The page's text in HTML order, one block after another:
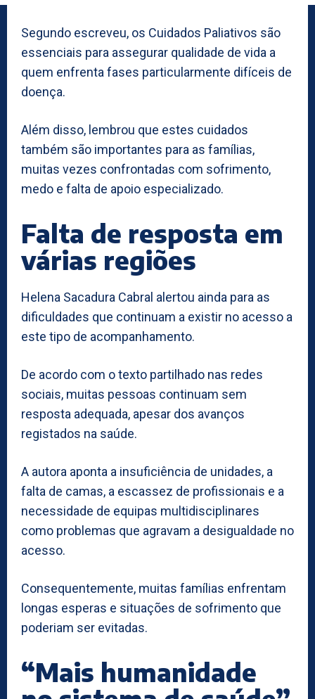
Segundo escreveu, os Cuidados Paliativos são
essenciais para assegurar qualidade de vida a
quem enfrenta fases particularmente difíceis de
doença.
Além disso, lembrou que estes cuidados
também são importantes para as famílias,
muitas vezes confrontadas com sofrimento,
medo e falta de apoio especializado.
Falta de resposta em
várias regiões
Helena Sacadura Cabral alertou ainda para as
dificuldades que continuam a existir no acesso a
este tipo de acompanhamento.
De acordo com o texto partilhado nas redes
sociais, muitas pessoas continuam sem
resposta adequada, apesar dos avanços
registados na saúde.
A autora aponta a insuficiência de unidades, a
falta de camas, a escassez de profissionais e a
necessidade de equipas multidisciplinares
como problemas que agravam a desigualdade no
acesso.
Consequentemente, muitas famílias enfrentam
longas esperas e situações de sofrimento que
poderiam ser evitadas.
“Mais humanidade